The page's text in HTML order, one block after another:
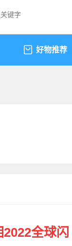
好物推荐
全球闪